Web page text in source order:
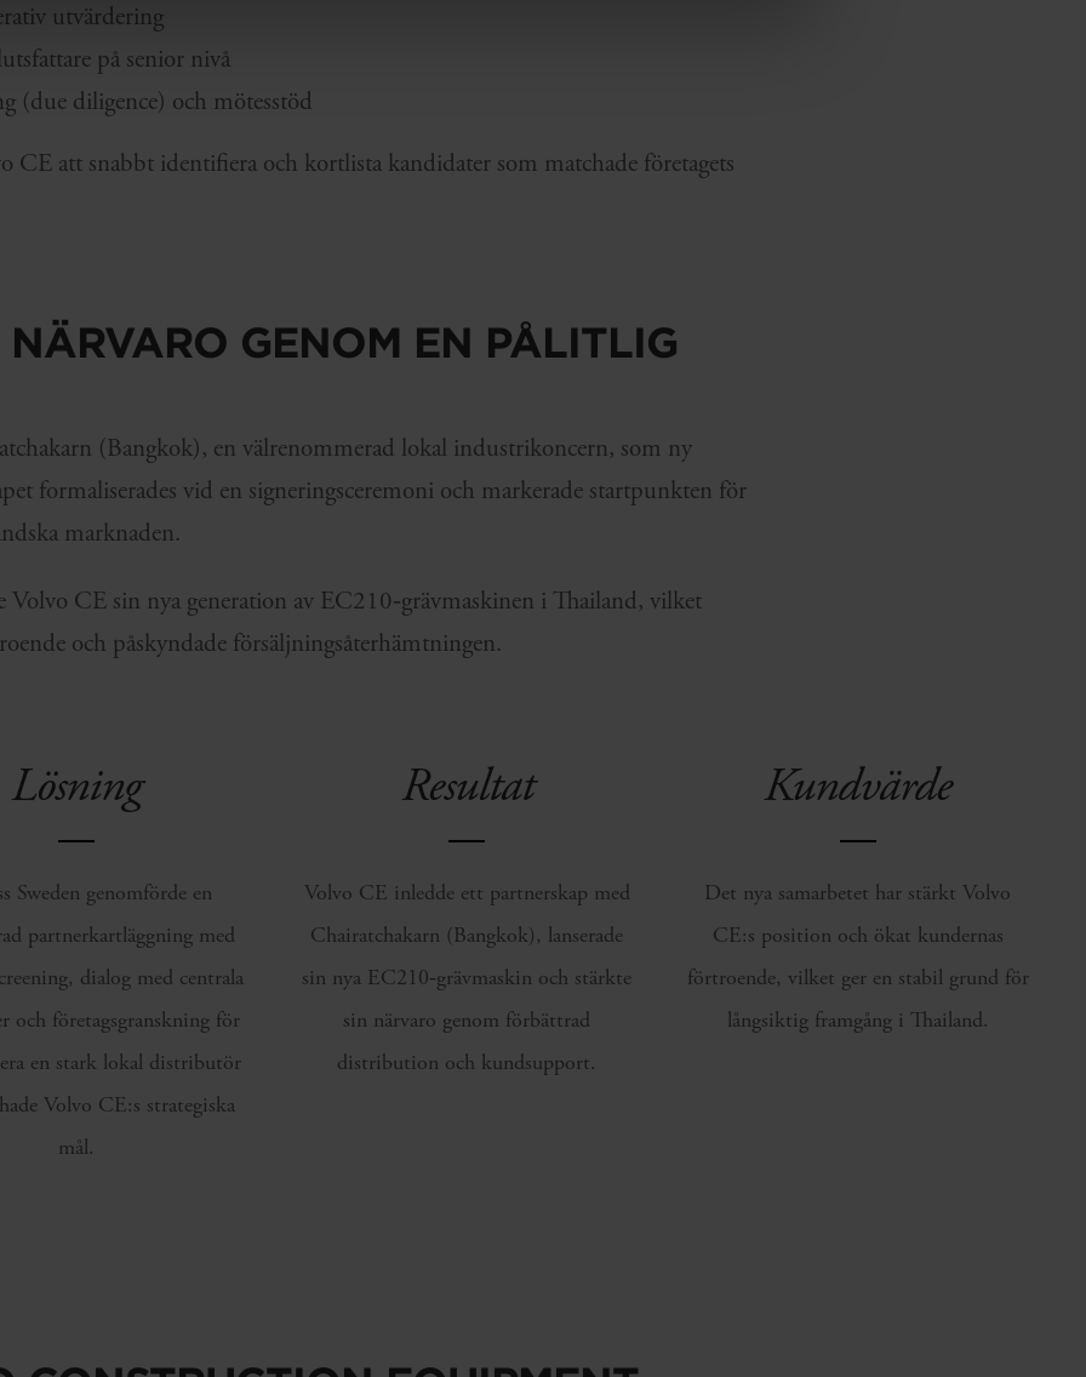
utvärdering
på senior nivå
(due diligence) och mötesstöd
CE att snabbt identifiera och kortlista kandidater som matchade företagets
GENOM EN PÅLITLIG
(Bangkok), en välrenommerad lokal industrikoncern, som ny
formaliserades vid en signeringsceremoni och markerade startpunkten för
marknaden.
Volvo CE sin nya generation av EC210‑grävmaskinen i Thailand, vilket
och påskyndade försäljningsåterhämtningen.
Lösning
Sweden genomförde en
partnerkartläggning med
dialog med centrala
och företagsgranskning för
en stark lokal distributör
Volvo CE:s strategiska
mål.
Resultat
Volvo CE inledde ett partnerskap med
Chairatchakarn (Bangkok), lanserade
sin nya EC210‑grävmaskin och stärkte
sin närvaro genom förbättrad
distribution och kundsupport.
Kundvärde
Det nya samarbetet har stärkt Volvo
CE:s position och ökat kundernas
förtroende, vilket ger en stabil grund för
långsiktig framgång i Thailand.